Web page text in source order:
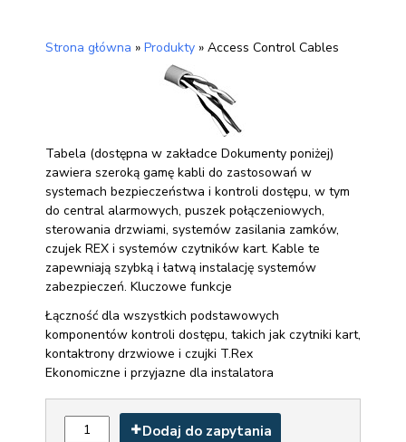
Strona główna » Produkty » Access Control Cables
Tabela (dostępna w zakładce Dokumenty poniżej)
zawiera szeroką gamę kabli do zastosowań w
systemach bezpieczeństwa i kontroli dostępu, w tym
do central alarmowych, puszek połączeniowych,
sterowania drzwiami, systemów zasilania zamków,
czujek REX i systemów czytników kart. Kable te
zapewniają szybką i łatwą instalację systemów
zabezpieczeń. Kluczowe funkcje
Łączność dla wszystkich podstawowych
komponentów kontroli dostępu, takich jak czytniki kart,
kontaktrony drzwiowe i czujki T.Rex
Ekonomiczne i przyjazne dla instalatora
Dodaj do zapytania